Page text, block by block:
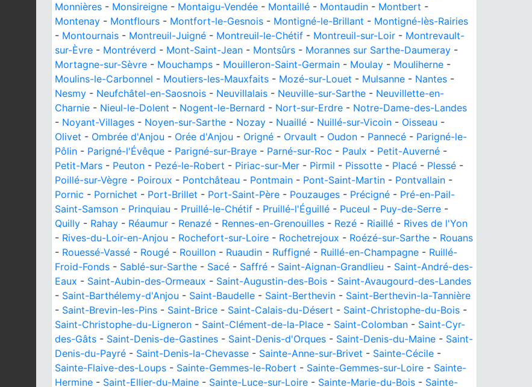
Monnières - Monsireigne - Montaigu-Vendée - Montaillé - Montaudin - Montbert -
Montenay - Montflours - Montfort-le-Gesnois - Montigné-le-Brillant - Montigné-lès-Rairies
- Montournais - Montreuil-Juigné - Montreuil-le-Chétif - Montreuil-sur-Loir - Montrevault-
sur-Èvre - Montréverd - Mont-Saint-Jean - Montsûrs - Morannes sur Sarthe-Daumeray -
Mortagne-sur-Sèvre - Mouchamps - Mouilleron-Saint-Germain - Moulay - Mouliherne -
Moulins-le-Carbonnel - Moutiers-les-Mauxfaits - Mozé-sur-Louet - Mulsanne - Nantes -
Nesmy - Neufchâtel-en-Saosnois - Neuvillalais - Neuville-sur-Sarthe - Neuvillette-en-
Charnie - Nieul-le-Dolent - Nogent-le-Bernard - Nort-sur-Erdre - Notre-Dame-des-Landes
- Noyant-Villages - Noyen-sur-Sarthe - Nozay - Nuaillé - Nuillé-sur-Vicoin - Oisseau -
Olivet - Ombrée d'Anjou - Orée d'Anjou - Origné - Orvault - Oudon - Pannecé - Parigné-le-
Pôlin - Parigné-l'Évêque - Parigné-sur-Braye - Parné-sur-Roc - Paulx - Petit-Auverné -
Petit-Mars - Peuton - Pezé-le-Robert - Piriac-sur-Mer - Pirmil - Pissotte - Placé - Plessé -
Poillé-sur-Vègre - Poiroux - Pontchâteau - Pontmain - Pont-Saint-Martin - Pontvallain -
Pornic - Pornichet - Port-Brillet - Port-Saint-Père - Pouzauges - Précigné - Pré-en-Pail-
Saint-Samson - Prinquiau - Pruillé-le-Chétif - Pruillé-l'Éguillé - Puceul - Puy-de-Serre -
Quilly - Rahay - Réaumur - Renazé - Rennes-en-Grenouilles - Rezé - Riaillé - Rives de l'Yon
- Rives-du-Loir-en-Anjou - Rochefort-sur-Loire - Rochetrejoux - Roézé-sur-Sarthe - Rouans
- Rouessé-Vassé - Rougé - Rouillon - Ruaudin - Ruffigné - Ruillé-en-Champagne - Ruillé-
Froid-Fonds - Sablé-sur-Sarthe - Sacé - Saffré - Saint-Aignan-Grandlieu - Saint-André-des-
Eaux - Saint-Aubin-des-Ormeaux - Saint-Augustin-des-Bois - Saint-Avaugourd-des-Landes
- Saint-Barthélemy-d'Anjou - Saint-Baudelle - Saint-Berthevin - Saint-Berthevin-la-Tannière
- Saint-Brevin-les-Pins - Saint-Brice - Saint-Calais-du-Désert - Saint-Christophe-du-Bois -
Saint-Christophe-du-Ligneron - Saint-Clément-de-la-Place - Saint-Colomban - Saint-Cyr-
des-Gâts - Saint-Denis-de-Gastines - Saint-Denis-d'Orques - Saint-Denis-du-Maine - Saint-
Denis-du-Payré - Saint-Denis-la-Chevasse - Sainte-Anne-sur-Brivet - Sainte-Cécile -
Sainte-Flaive-des-Loups - Sainte-Gemmes-le-Robert - Sainte-Gemmes-sur-Loire - Sainte-
Hermine - Saint-Ellier-du-Maine - Sainte-Luce-sur-Loire - Sainte-Marie-du-Bois - Sainte-